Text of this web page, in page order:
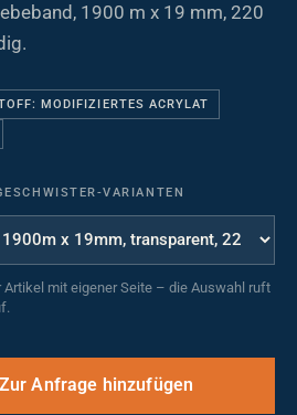
1900 m x 19 mm, 220
MODIFIZIERTES ACRYLAT
VARIANTEN
mit eigener Seite – die Auswahl ruft